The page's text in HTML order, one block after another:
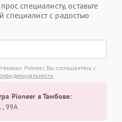
специалисту, оставьте
с радостью
Pioneer, Вы соглашаетесь с
Pioneer в Тамбове:
99А